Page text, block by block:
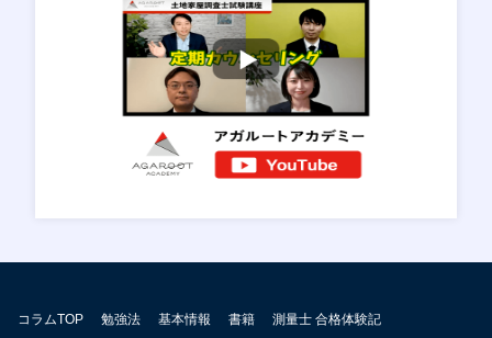
コラムTOP 勉強法 基本情報 書籍 測量士 合格体験記